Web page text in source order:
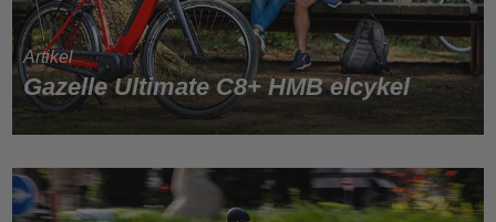
Gazelle Ultimate C8+ HMB elcykel